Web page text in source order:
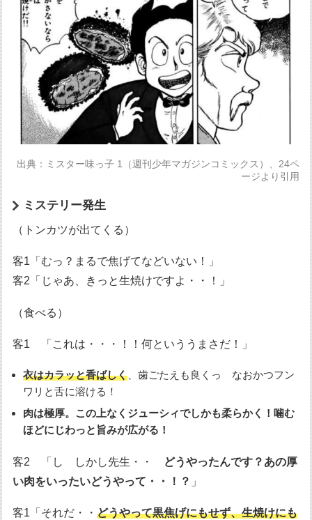
出典：ミスター味っ子 1（週刊少年マガジンコミックス）、24ペ
ージより引用
ミステリー発生
（トンカツが出てくる）
客1「むっ？まるで焦げてなどいない！」
客2「じゃあ、きっと生焼けですよ・・！」
（食べる）
客1 「これは・・・！！何といううまさだ！」
衣はカラッと香ばしく 、歯ごたえも良くっ なおかつフン
ワリと舌に溶ける！
肉は極厚。この上なくジューシィでしかも柔らかく！噛む
ほどにじわっと旨みが広がる！
客2 「し しかし先生・・ どうやったんです？あの厚
い肉をいったいどうやって・・！？ 」
客1「それだ・・どうやって黒焦げにもせず、生焼けにも